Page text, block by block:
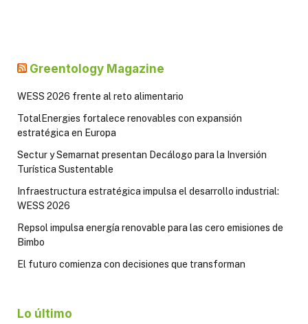
Greentology Magazine
WESS 2026 frente al reto alimentario
TotalEnergies fortalece renovables con expansión
estratégica en Europa
Sectur y Semarnat presentan Decálogo para la Inversión
Turística Sustentable
Infraestructura estratégica impulsa el desarrollo industrial:
WESS 2026
Repsol impulsa energía renovable para las cero emisiones de
Bimbo
El futuro comienza con decisiones que transforman
Lo último